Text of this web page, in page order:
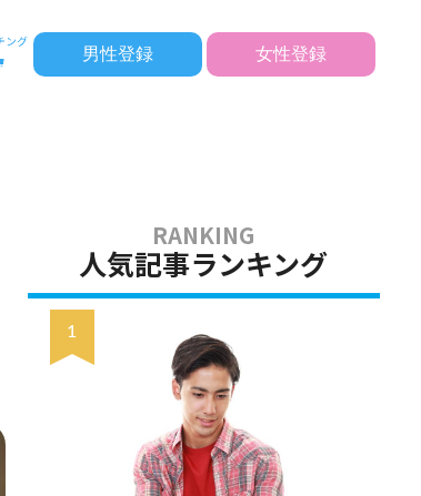
男性登録 女性登録
人気記事ランキング